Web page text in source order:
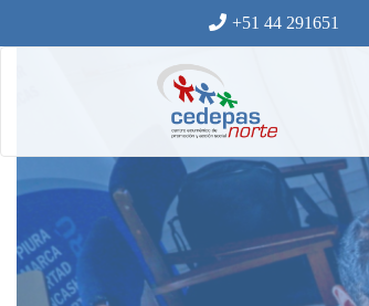
+51 44 291651